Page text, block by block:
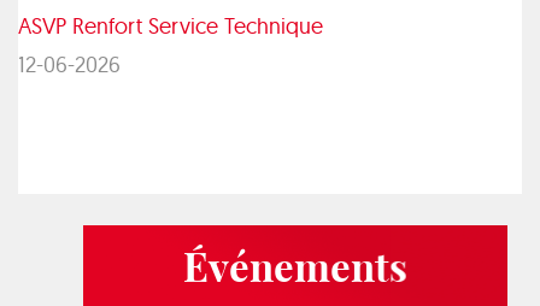
ASVP Renfort Service Technique
12-06-2026
Événements